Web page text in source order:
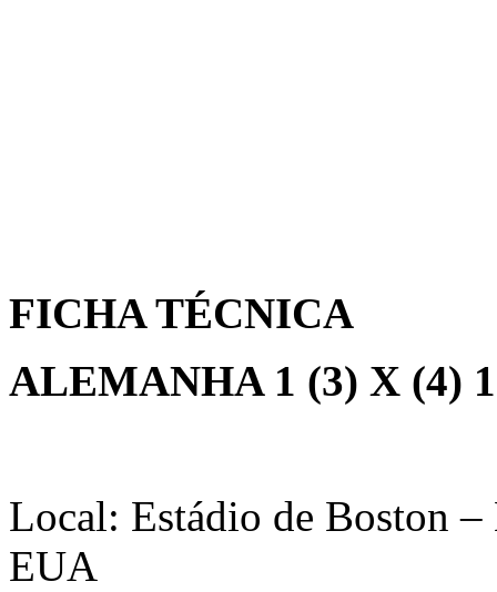
FICHA TÉCNICA
ALEMANHA 1 (3) X (4)
Local: Estádio de Boston –
EUA